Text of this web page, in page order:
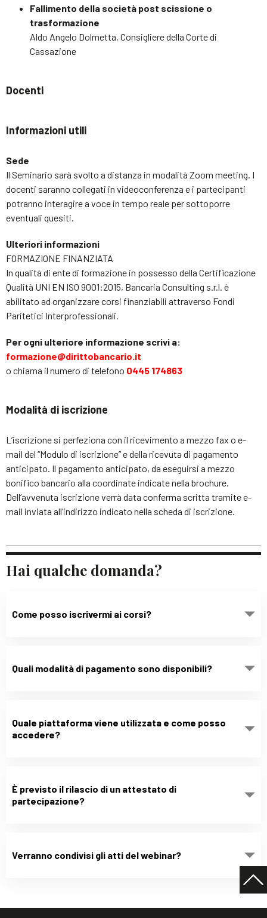
Fallimento della società post scissione o
trasformazione
Aldo Angelo Dolmetta, Consigliere della Corte di
Cassazione
Docenti
Informazioni utili
Sede
Il Seminario sarà svolto a distanza in modalità Zoom meeting. I
docenti saranno collegati in videoconferenza e i partecipanti
potranno interagire a voce in tempo reale per sottoporre
eventuali quesiti.
Ulteriori informazioni
FORMAZIONE FINANZIATA
In qualità di ente di formazione in possesso della Certificazione
Qualità UNI EN ISO 9001:2015, Bancaria Consulting s.r.l. è
abilitato ad organizzare corsi finanziabili attraverso Fondi
Paritetici Interprofessionali.
Per ogni ulteriore informazione scrivi a:
formazione@dirittobancario.it
o chiama il numero di telefono 0445 174863
Modalità di iscrizione
L’iscrizione si perfeziona con il ricevimento a mezzo fax o e-
mail del “Modulo di iscrizione” e della ricevuta di pagamento
anticipato. Il pagamento anticipato, da eseguirsi a mezzo
bonifico bancario alla coordinate indicate nella brochure.
Dell’avvenuta iscrizione verrà data conferma scritta tramite e-
mail inviata all’indirizzo indicato nella scheda di iscrizione.
Hai qualche domanda?
Come posso iscrivermi ai corsi?
Quali modalità di pagamento sono disponibili?
Quale piattaforma viene utilizzata e come posso
accedere?
È previsto il rilascio di un attestato di
partecipazione?
Verranno condivisi gli atti del webinar?